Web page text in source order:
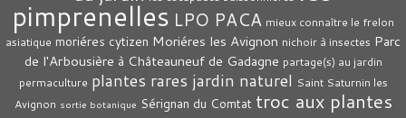
pimprenelles LPO PACA mieux connaître le frelon
asiatique moriéres cytizen Moriéres les Avignon nichoir à insectes Parc
de l'Arbousière à Châteauneuf de Gadagne partage(s) au jardin
permaculture plantes rares jardin naturel Saint Saturnin les
Avignon sortie botanique Sérignan du Comtat troc aux plantes